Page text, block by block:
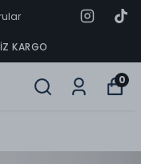
KARGO
0